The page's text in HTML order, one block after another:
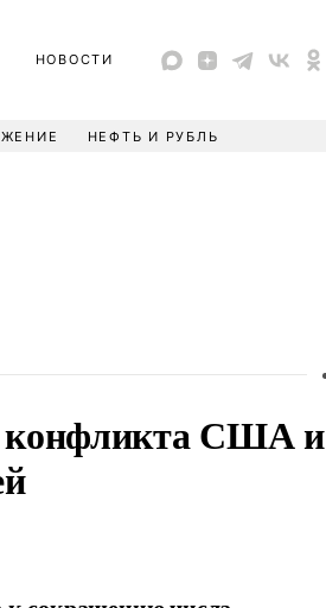
НОВОСТИ
НЕФТЬ И РУБЛЬ
конфликта США и